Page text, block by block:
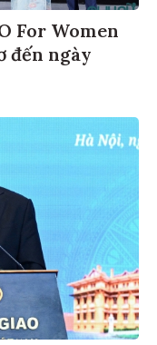
For Women
đến ngày